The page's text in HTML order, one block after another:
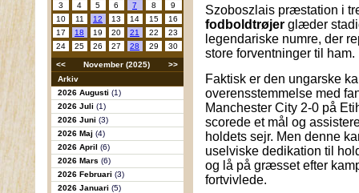
3
4 5 6 7 8
9
10
11 12 13 14 15
16
17
18 19 20 21 22
23
24
25 26 27 28 29 30
<< November (2025)
>>
Arkiv
2026 Augusti (1)
2026 Juli (1)
2026 Juni (3)
2026 Maj (4)
2026 April (6)
2026 Mars (6)
2026 Februari (3)
2026 Januari (5)
Szoboszlais præstation i
fodboldtrøjer glæder
legendariske numre, der
store forventninger til ham.
Faktisk er den ungarske
overensstemmelse med
Manchester City 2-0 på
scorede et mål og
holdets sejr. Men denne
uselviske dedikation til
og lå på græsset efter
fortvivlede.